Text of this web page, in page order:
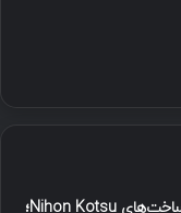
آلودگی به بدافزار در زیرساخت‌های Nihon Kotsu؛